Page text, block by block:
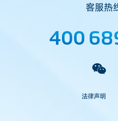
客服热
400
法律声明